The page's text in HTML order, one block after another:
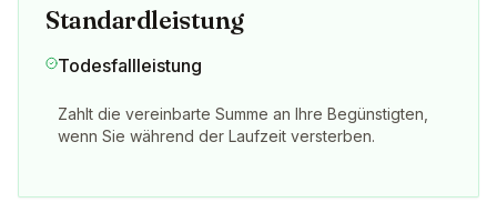
Standardleistung
Todesfallleistung
Zahlt die vereinbarte Summe an Ihre Begünstigten,
wenn Sie während der Laufzeit versterben.